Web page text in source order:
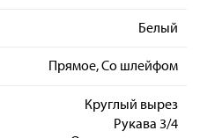
Белый
Прямое, Со шлейфом
Круглый вырез
Рукава 3/4